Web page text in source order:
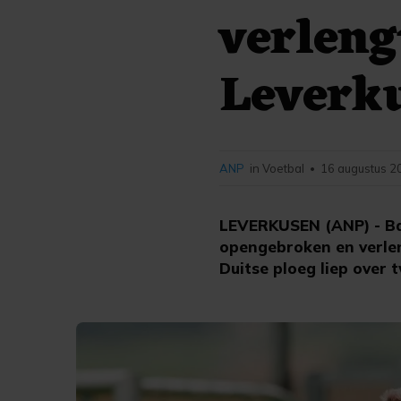
LEVERKUSEN (ANP)
opengebroken en
Duitse ploeg liep over
ANP in Voetbal • 16 augustus